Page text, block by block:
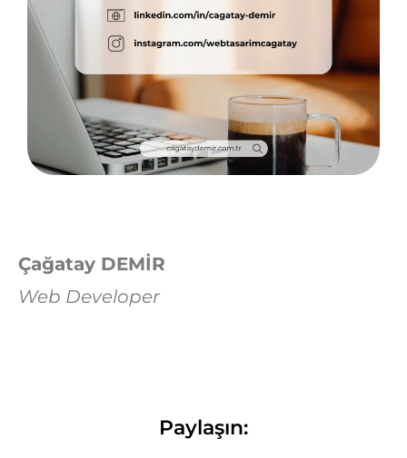
Çağatay DEMİR
Web Developer
Paylaşın: